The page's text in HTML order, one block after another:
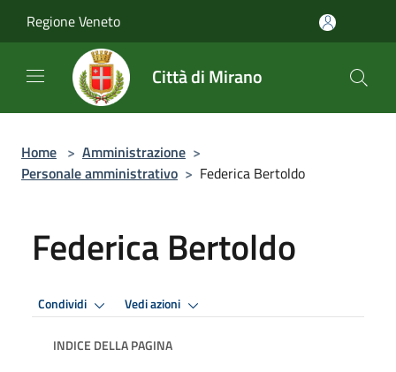
Regione Veneto
Città di Mirano
Home > Amministrazione >
Personale amministrativo > Federica Bertoldo
Federica Bertoldo
Condividi Vedi azioni
INDICE DELLA PAGINA